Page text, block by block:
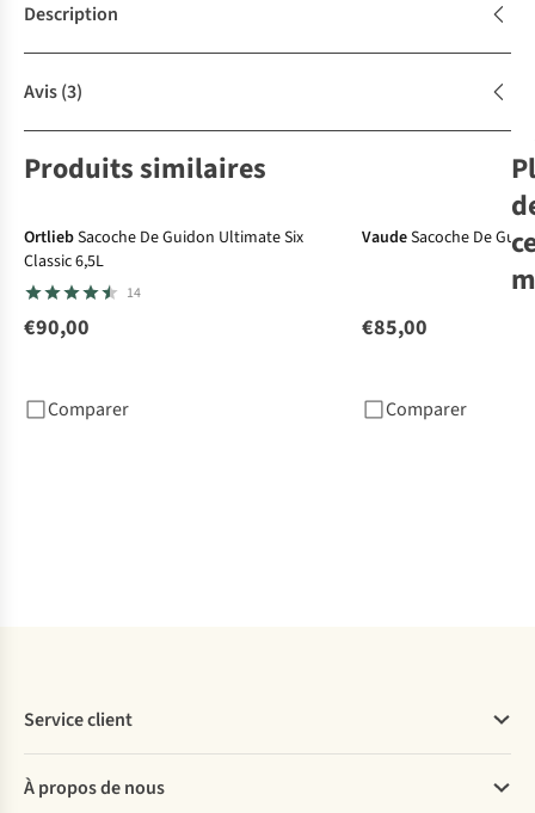
Description
Avis(3)
Produits similaires
OrtliebSacoche De Guidon Ultimate Six
Classic 6,5L
14
€90,00
Comparer
VaudeSacoche De
€85,00
Comparer
Service client
Commander
À propos de nous